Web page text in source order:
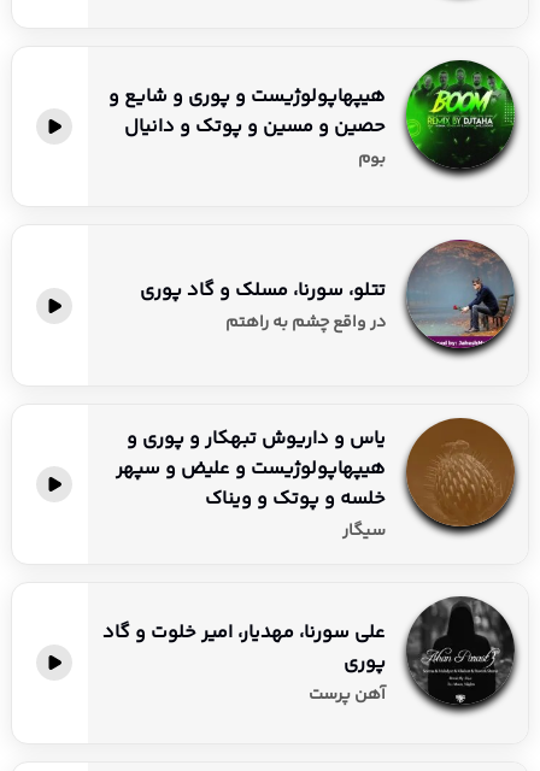
هیپهاپولوژیست و پوری و شایع و
حصین و مسین و پوتک و دانیال
بوم
تتلو، سورنا، مسلک و گاد پوری
در واقع چشم به راهتم
یاس و داریوش تبهکار و پوری و
هیپهاپولوژیست و علیض و سپهر
خلسه و پوتک و ویناک
سیگار
علی سورنا، مهدیار، امیر خلوت و گاد
پوری
آهن پرست